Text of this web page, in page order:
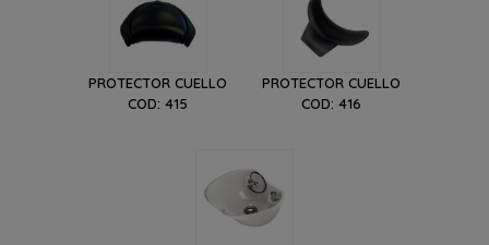
PROTECTOR CUELLO
COD: 415
PROTECTOR CUELLO
COD: 416